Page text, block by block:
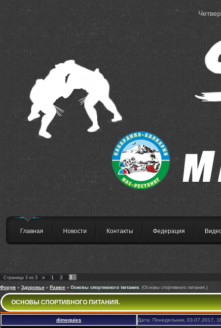
Главная Новости Контакты Федерация
Страница 3 из 3 « 1 2 3
Форум » Здоровье » Разное » Основы спортивного питания. (Основы спортивного питания.)
ОСНОВЫ СПОРТИВНОГО ПИТАНИЯ.
dimequies Дата: Понедельник, 03.07.2017,